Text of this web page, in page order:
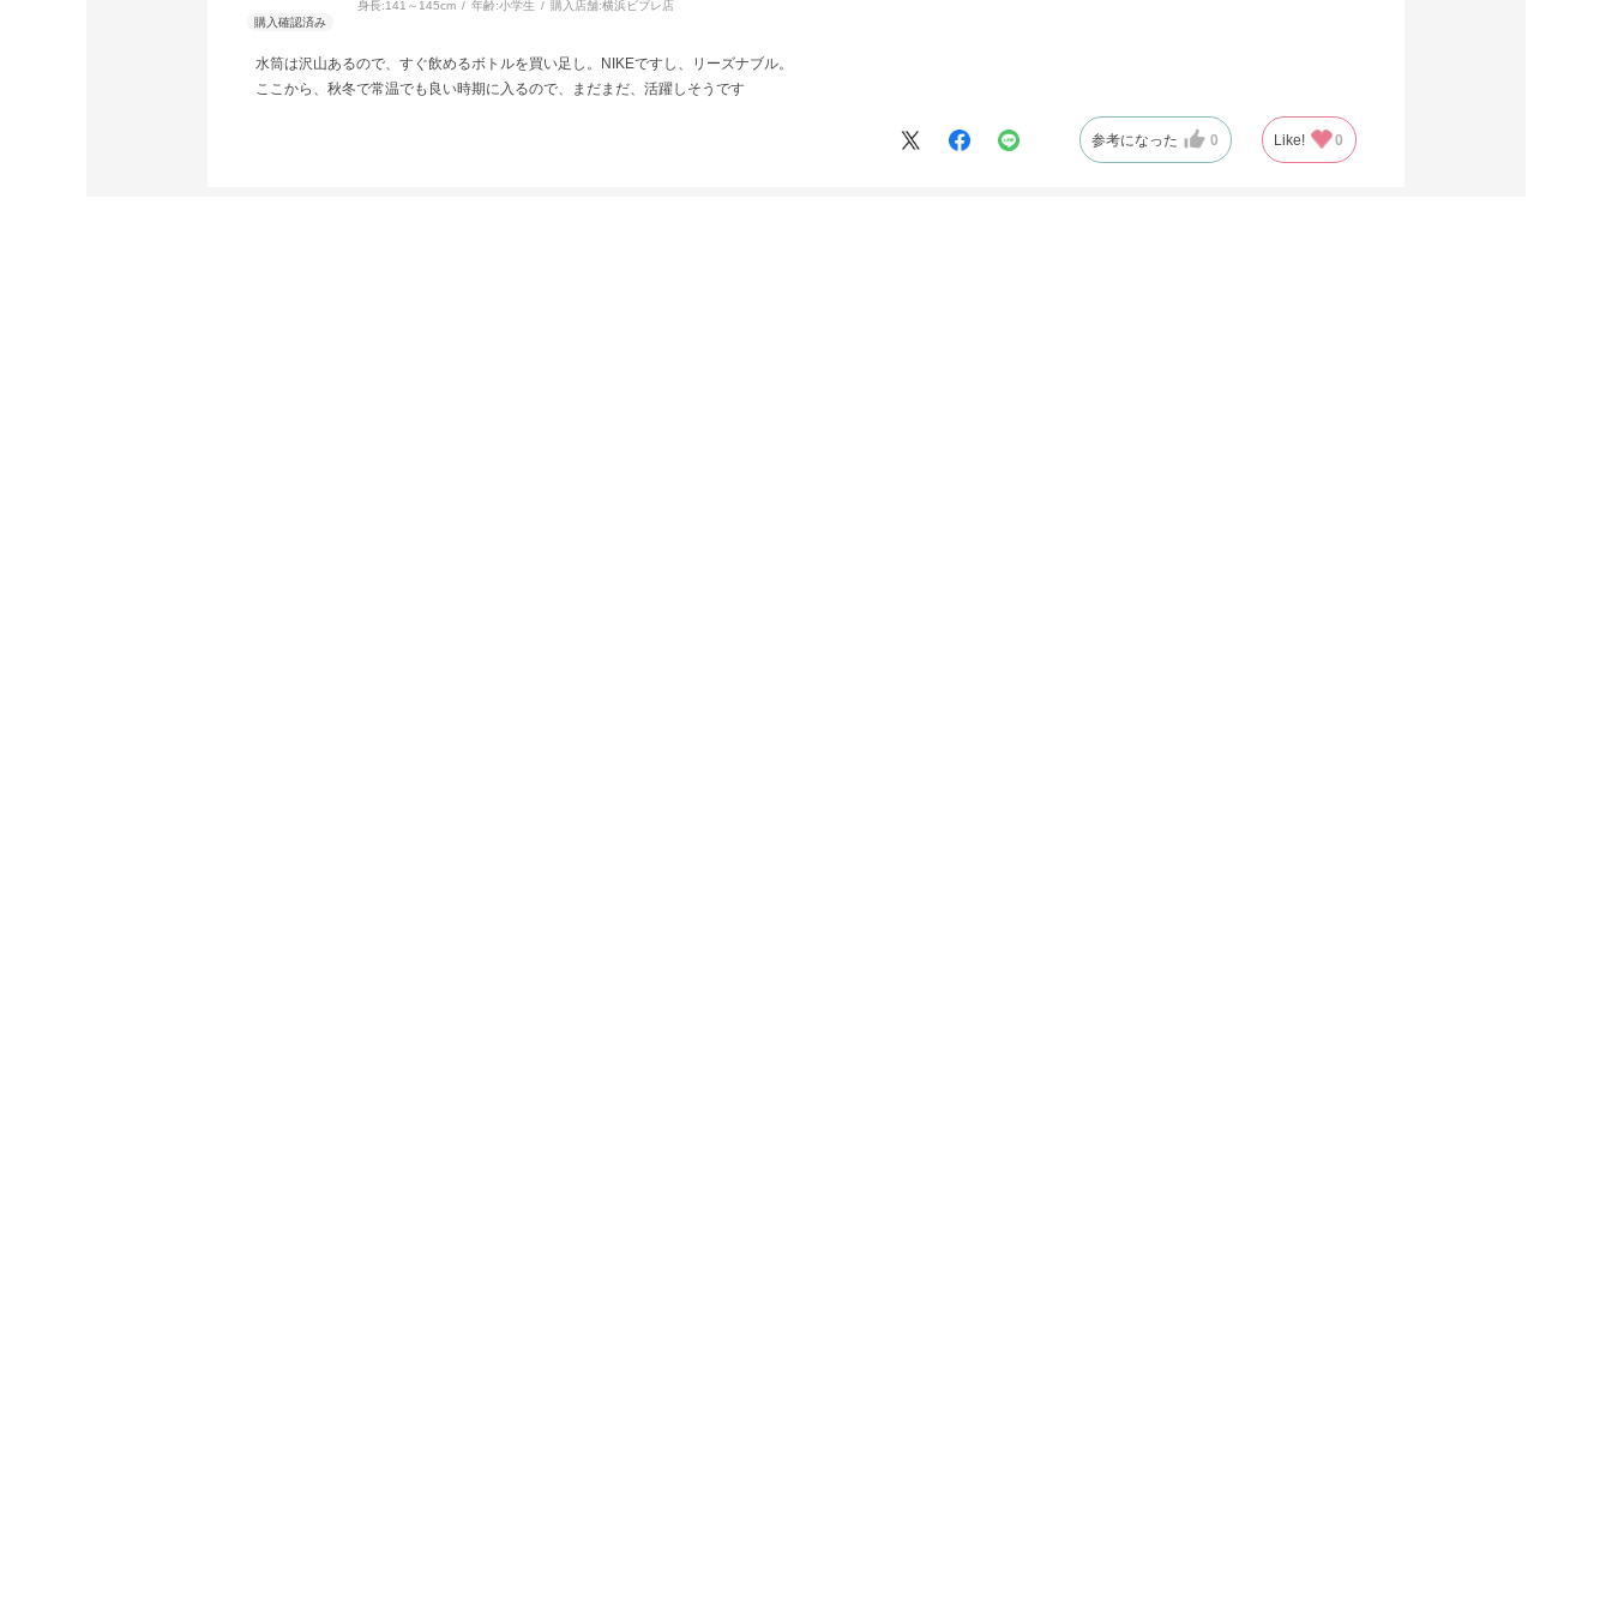
身長:141～145cm 年齢:小学生 購入店舗:横浜ビブレ店
水筒は沢山あるので、すぐ飲めるボトルを買い足し。NIKEですし、リーズナブル。
ここから、秋冬で常温でも良い時期に入るので、まだまだ、活躍しそうです
参考になった 0 Like! 0